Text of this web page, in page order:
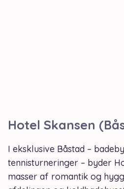
Hotel Skansen
I eksklusive Båstad –
tennisturneringer – byder
masser af romantik og